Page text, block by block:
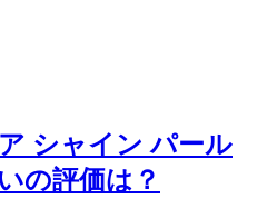
シャイン パール
の評価は？